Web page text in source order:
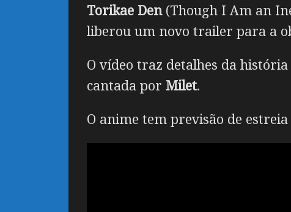
Torikae Den (Though I Am an
liberou um novo trailer para a
O vídeo traz detalhes da
cantada por Milet.
O anime tem previsão de